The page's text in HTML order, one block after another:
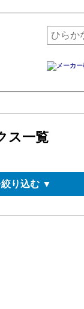
ス一覧
絞り込む ▼